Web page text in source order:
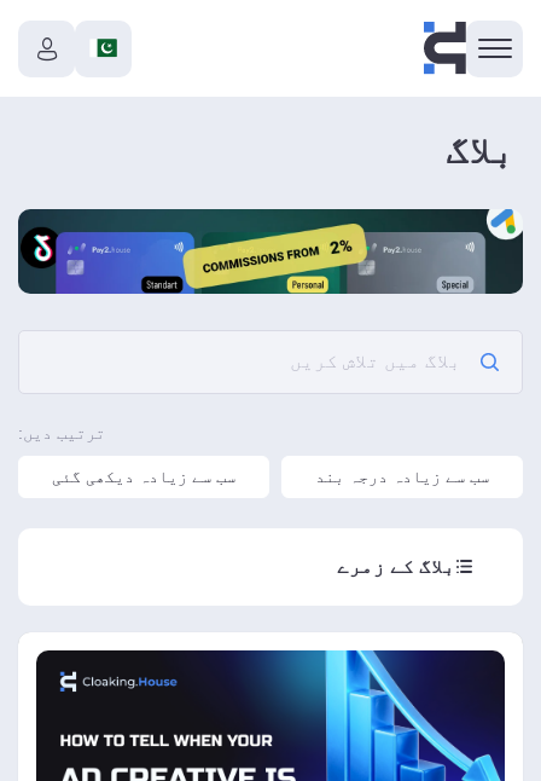
بلاگ
ترتیب دیں:
سب سے زیادہ درجہ بند سب سے زیادہ دیکھی گئی
بلاگ کے زمرے